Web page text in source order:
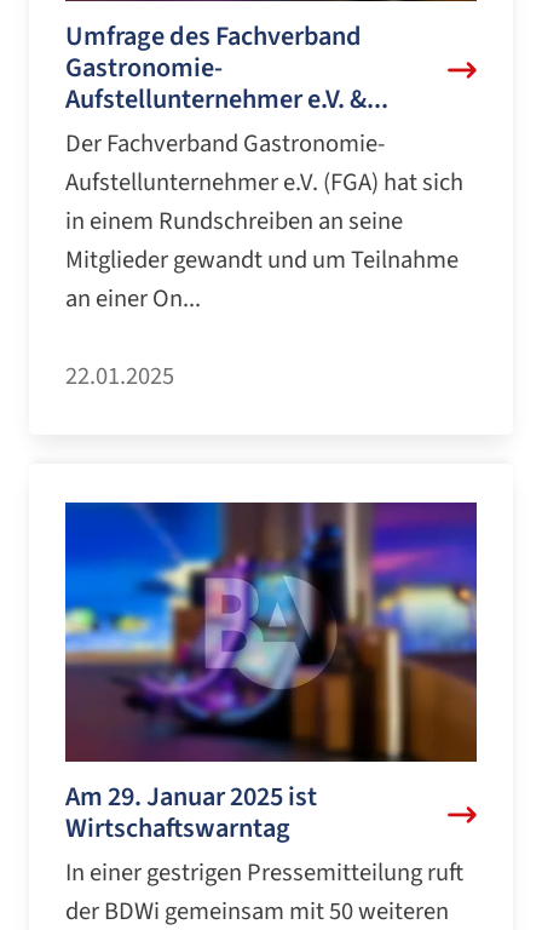
Umfrage des Fachverband
Gastronomie-
Aufstellunternehmer e.V. &...
Der Fachverband Gastronomie-
Aufstellunternehmer e.V. (FGA) hat sich
in einem Rundschreiben an seine
Mitglieder gewandt und um Teilnahme
an einer On...
22.01.2025
Am 29. Januar 2025 ist
Wirtschaftswarntag
In einer gestrigen Pressemitteilung ruft
der BDWi gemeinsam mit 50 weiteren